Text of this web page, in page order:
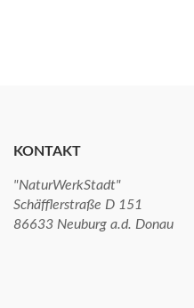
KONTAKT
"NaturWerkStadt"
Schäfflerstraße D 151
86633 Neuburg a.d. Donau